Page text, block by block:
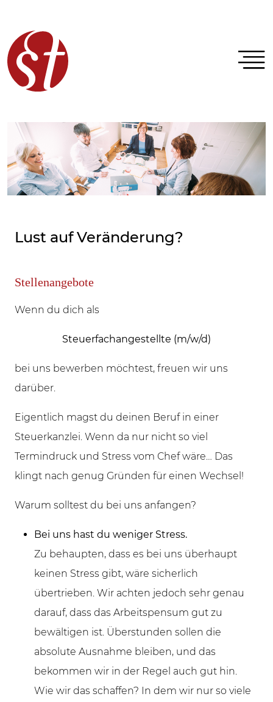
Lust auf Veränderung?
Stellenangebote
Wenn du dich als
Steuerfachangestellte (m/w/d)
bei uns bewerben möchtest, freuen wir uns
darüber.
Eigentlich magst du deinen Beruf in einer
Steuerkanzlei. Wenn da nur nicht so viel
Termindruck und Stress vom Chef wäre… Das
klingt nach genug Gründen für einen Wechsel!
Warum solltest du bei uns anfangen?
Bei uns hast du weniger Stress.
Zu behaupten, dass es bei uns überhaupt
keinen Stress gibt, wäre sicherlich
übertrieben. Wir achten jedoch sehr genau
darauf, dass das Arbeitspensum gut zu
bewältigen ist. Überstunden sollen die
absolute Ausnahme bleiben, und das
bekommen wir in der Regel auch gut hin.
Wie wir das schaffen? In dem wir nur so viele